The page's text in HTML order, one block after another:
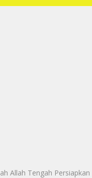
Allah Tengah Persiapkan